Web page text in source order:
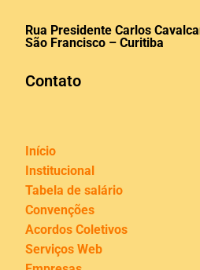
Rua Presidente Carlos
São Francisco – Curitiba
Contato
Início
Institucional
Tabela de salário
Convenções
Acordos Coletivos
Serviços Web